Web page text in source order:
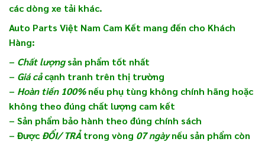
các dòng xe tải khác.
Auto Parts Việt Nam Cam Kết mang đến cho Khách
Hàng:
– Chất lượngsản phẩm tốt nhất
– Giá cảcạnh tranh trên thị trường
– Hoàn tiền 100%nếu phụ tùng không chính hãng hoặc
không theo đúng chất lượng cam kết
– Sản phẩm bảo hành theo đúng chính sách
– Được ĐỔI/ TRẢtrong vòng 07 ngàynếu sản phẩm còn